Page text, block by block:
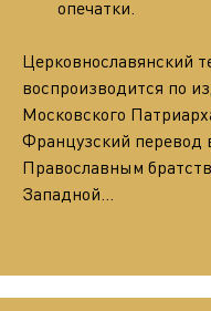
опечатки.
Церковнославянский
воспроизводится по
Московского
Французский перевод
Православным
Западной…